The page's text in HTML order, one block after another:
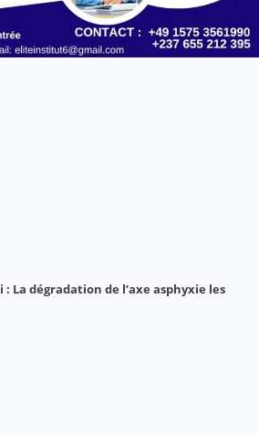
La dégradation de l’axe asphyxie les